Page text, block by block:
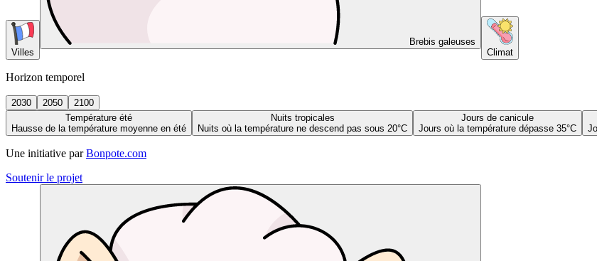
Villes
Brebis galeuses
Climat
Horizon temporel
2030 2050
2100
Température été
Hausse de la température moyenne en été
Nuits tropicales
Nuits où la température ne descend pas sous 20°C
Jours de canicule
Jours où la température dépasse 35°C
Une initiative par Bonpote.com
Soutenir le projet